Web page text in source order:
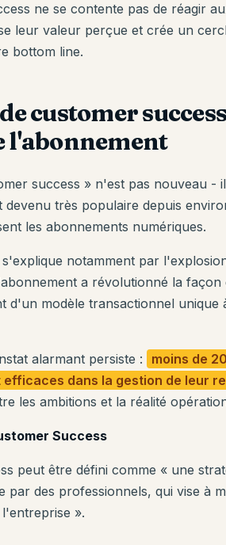
ne se contente pas de réagir
leur valeur perçue et crée un
bottom line.
customer
l'abonnement
success » n'est pas nouveau -
devenu très populaire depuis
les abonnements numériques.
notamment par
a révolutionné la
d'un modèle transactionnel
alarmant persiste :
moins de
efficaces dans la gestion de leur
les ambitions et la réalité
Success
peut être défini comme « une
par des professionnels, qui vise à
».